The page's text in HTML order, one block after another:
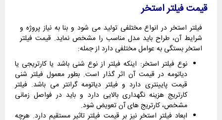
قیمت فیلتر استخر
فیلتر استخر در انواع مختلفی تولید می شود و بنا به نیاز پروژه و
شرایط آن، طراح باید مدل مناسب را مشخص نماید. قیمت فیلتر
استخر بستگی به عوامل مختلفی دارد از جمله:
نوع فیلتر استخر: اینکه فیلتر از نوع شنی باشد یا کارتریجی یا
دیاتومه در قیمت آن اثر گذار است. بطور معمول فیلتر شنی
قیمت پایینتری دارد و فیلتر دیاتومه گرانتر می باشد. فیلتر
کارتریج هزینه نگهداری بالایی دارد و باید در فواصل زمانی
مشخص، کارتریج های آن تعویض شود.
ابعاد فیلتر استخر نیز بر قیمت فیلتر تاثیر مستقیم دارد. هرچه